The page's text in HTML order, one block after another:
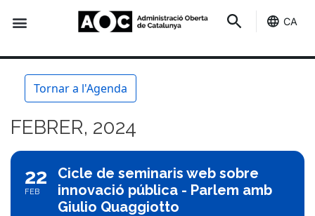
CA
Tornar a l'Agenda
FEBRER, 2024
22
FEB
Cicle de seminaris web sobre
innovació pública - Parlem amb
Giulio Quaggiotto